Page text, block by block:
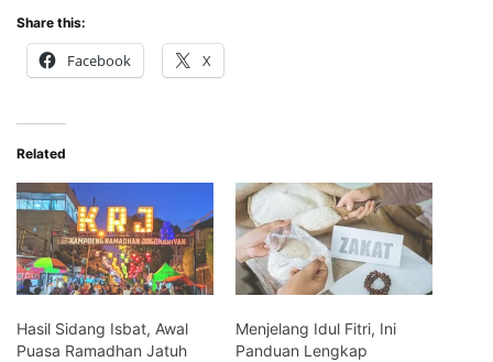
Share this:
Facebook X
Related
Hasil Sidang Isbat, Awal
Puasa Ramadhan Jatuh
Menjelang Idul Fitri, Ini
Panduan Lengkap